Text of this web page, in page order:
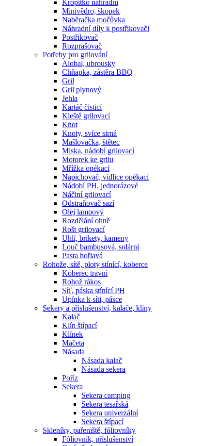
Kropítko náhradní
Minivědro, škopek
Naběračka močůvka
Náhradní díly k postřikovači
Postřikovač
Rozprašovač
Potřeby pro grilování
Alobal, ubrousky
Chňapka, zástěra BBQ
Gril
Gril plynový
Jehla
Kartáč čisticí
Kleště grilovací
Knot
Knoty, svíce sirná
Mašlovačka, štětec
Miska, nádobí grilovací
Motorek ke grilu
Mřížka opékací
Napichovač, vidlice opékací
Nádobí PH, jednorázové
Náčiní grilovací
Odstraňovač sazí
Olej lampový
Rozdělání ohně
Rošt grilovací
Uhlí, brikety, kameny
Louč bambusová, solární
Pasta hořlavá
Rohože, sítě, ploty stínící, koberce
Koberec travní
Rohož rákos
Síť, páska stínící PH
Upínka k síti, pásce
Sekery a příslušenství, kalače, klíny
Kalač
Klín štípací
Klínek
Mačeta
Násada
Násada kalač
Násada sekera
Poříz
Sekera
Sekera camping
Sekera tesařská
Sekera univerzální
Sekera štípací
Skleníky, pařeniště, fóliovníky
Fóliovník, příslušenství